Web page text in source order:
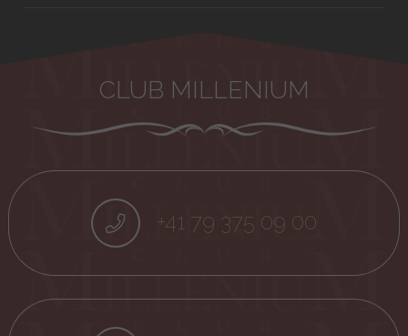
CLUB MILLENIUM
+41 79 375 09 00